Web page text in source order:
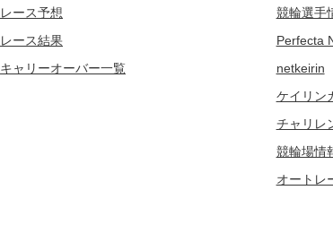
レース予想
レース結果
キャリーオーバー一覧
競輪選手
Perfecta
netkeirin
ケイリン
チャリレ
競輪場情
オートレ